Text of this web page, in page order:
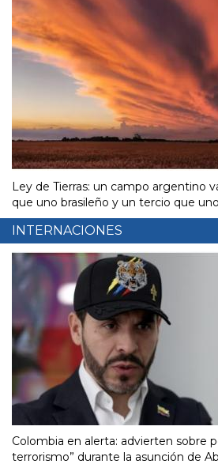
Ley de Tierras: un campo argentino
que uno brasileño y un tercio que
INTERNACIONES
Colombia en alerta: advierten sobre
terrorismo” durante la asunción de